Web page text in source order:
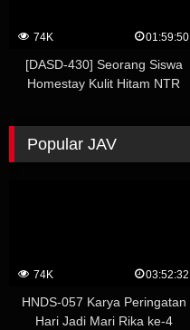
74K 01:59:50
[DASD-430] Seorang Siswa
Homestay Kulit Hitam NTR
Popular JAV
74K 03:52:32
HNDS-057 Karya Peringatan
Hari Jadi Mari Rika ke-4